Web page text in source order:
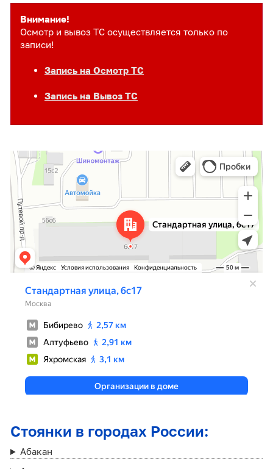
Внимание!
Осмотр и вывоз ТС осуществляется только по
записи!
Запись на Осмотр ТС
Запись на Вывоз ТС
Стоянки в городах России:
Абакан